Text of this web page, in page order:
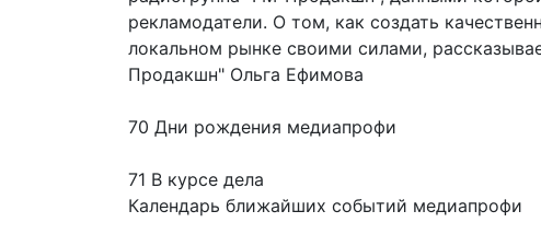
рекламодатели. О том, как создать
локальном рынке своими силами,
Продакшн" Ольга Ефимова
70 Дни рождения медиапрофи
71 В курсе дела
Календарь ближайших событий медиапрофи